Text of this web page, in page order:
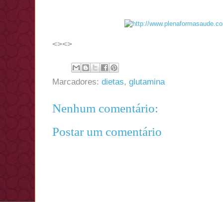
<><>
Marcadores: dietas, glutamina
Nenhum comentário:
Postar um comentário